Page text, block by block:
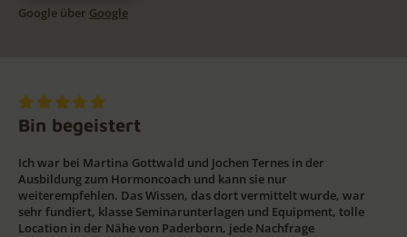
Google über Google
Bin begeistert
Ich war bei Martina Gottwald und Jochen Ternes in der
Ausbildung zum Hormoncoach und kann sie nur
weiterempfehlen. Das Wissen, das dort vermittelt wurde, war
sehr fundiert, klasse Seminarunterlagen und Equipment, tolle
Location in der Nähe von Paderborn, jede Nachfrage